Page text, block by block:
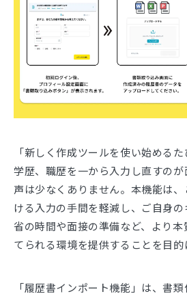
「新しく作成ツールを使い始める
学歴、職歴を一から入力し直すの
声は少なくありません。本機能は
ける入力の手間を軽減し、ご自身
省の時間や面接の準備など、より
てられる環境を提供することを目的
「履歴書インポート機能」は、書